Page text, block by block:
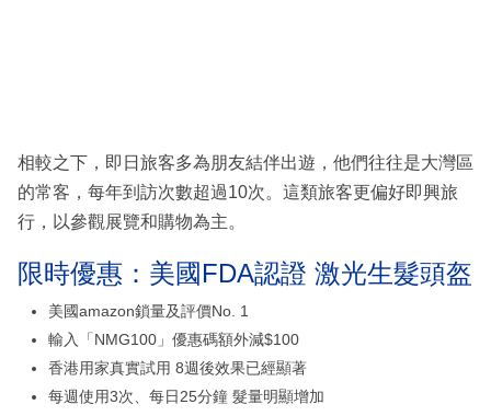
相較之下，即日旅客多為朋友結伴出遊，他們往往是大灣區
的常客，每年到訪次數超過10次。這類旅客更偏好即興旅
行，以參觀展覽和購物為主。
限時優惠：美國FDA認證 激光生髮頭盔
美國amazon鎖量及評價No. 1
輸入「NMG100」優惠碼額外減$100
香港用家真實試用 8週後效果已經顯著
每週使用3次、每日25分鐘 髮量明顯增加